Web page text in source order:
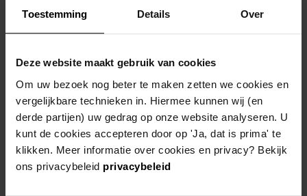
Toestemming Details Over
Deze website maakt gebruik van cookies
Om uw bezoek nog beter te maken zetten we cookies en
vergelijkbare technieken in. Hiermee kunnen wij (en
derde partijen) uw gedrag op onze website analyseren. U
kunt de cookies accepteren door op 'Ja, dat is prima' te
klikken. Meer informatie over cookies en privacy? Bekijk
ons privacybeleid privacybeleid
opmerkingen